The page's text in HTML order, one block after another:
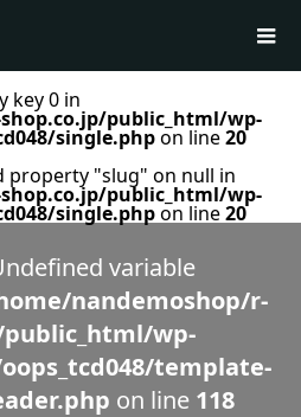
key 0 in
public_html/wp-
single.phpon line20
property "slug" on null in
public_html/wp-
single.phpon line20
variable
nandemoshop/r-
wp-
template-
on line 118